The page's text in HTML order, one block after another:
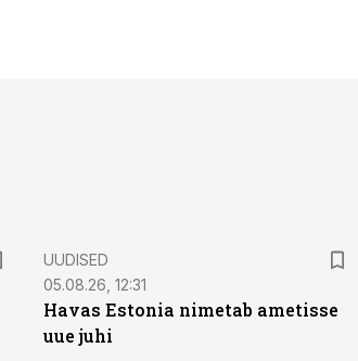
UUDISED
05.08.26, 12:31
Havas Estonia nimetab ametisse
uue juhi